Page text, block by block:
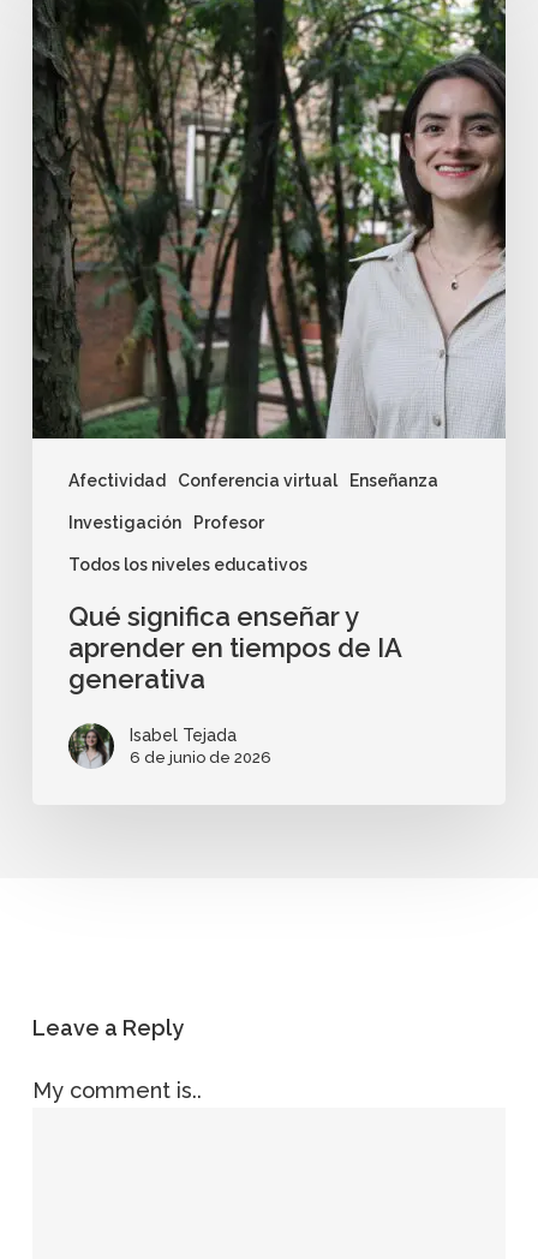
Afectividad Conferencia virtual Enseñanza
Investigación Profesor
Todos los niveles educativos
Qué significa enseñar y
aprender en tiempos de IA
generativa
Isabel Tejada
6 de junio de 2026
Leave a Reply
My comment is..